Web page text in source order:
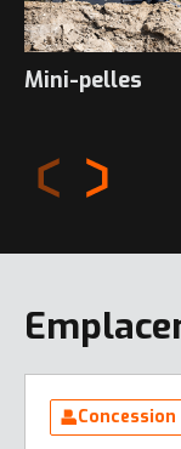
Mini-pelles